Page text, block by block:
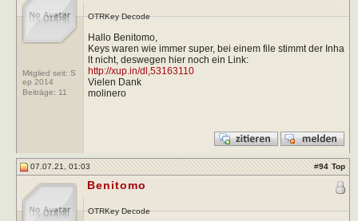
Mitglied seit: S
ep 2014
Beiträge: 11
OTRKey Decode
Hallo Benitomo,
Keys waren wie immer super, bei einem file stimmt der Inha
lt nicht, deswegen hier noch ein Link:
http://xup.in/dl,53163110
Vielen Dank
molinero
07.07.21, 01:03 #94 Top
Benitomo
OTRKey Decode